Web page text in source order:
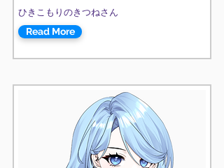
ひきこもりのきつねさん
Read More